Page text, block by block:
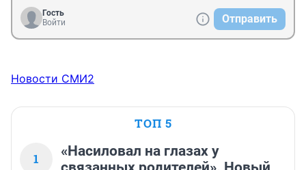
Гость
Войти
Отправить
Новости СМИ2
ТОП 5
1
«Насиловал на глазах у